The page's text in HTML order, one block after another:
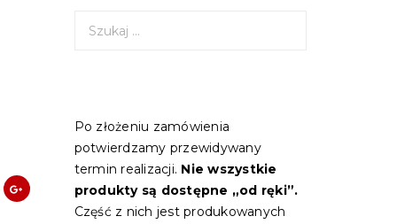
j
:
Po złożeniu zamówienia
potwierdzamy przewidywany
termin realizacji. Nie wszystkie
produkty są dostępne „od ręki”.
Część z nich jest produkowanych